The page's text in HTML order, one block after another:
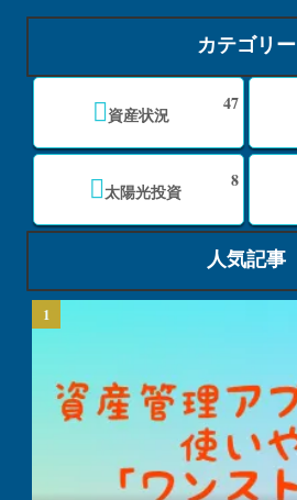
カテゴリー
資産状況
47
太陽光投資
8
人気記事